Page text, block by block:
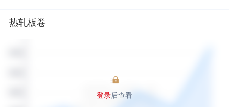
热轧板卷
登录后查看